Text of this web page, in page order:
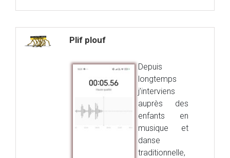
Plif plouf
Depuis
longtemps
j’interviens
auprès des
enfants en
musique et
danse
traditionnelle,